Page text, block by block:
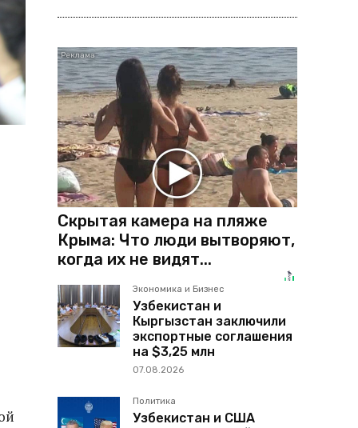
Скрытая камера на пляже
Крыма: Что люди вытворяют,
когда их не видят...
Экономика и Бизнес
Узбекистан и
Кыргызстан заключили
экспортные соглашения
на $3,25 млн
07.08.2026
Политика
Узбекистан и США